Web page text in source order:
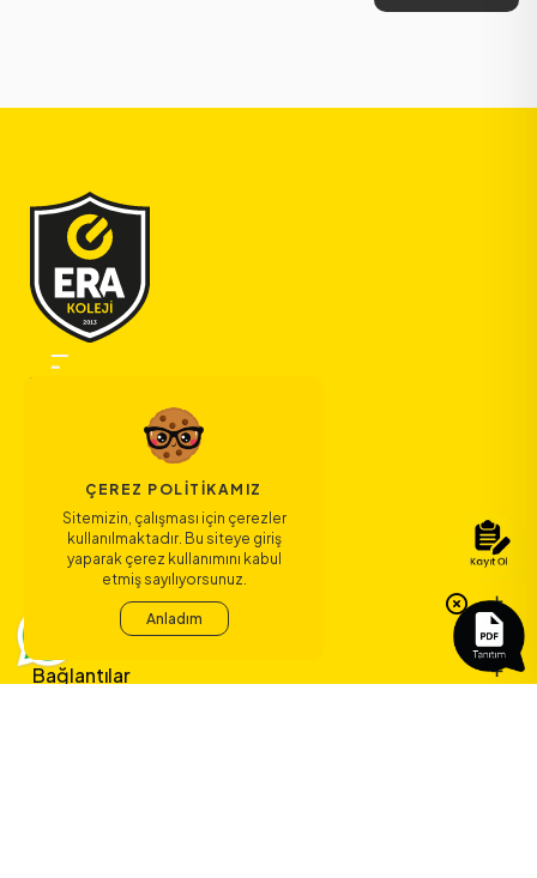
Bize Ulaşın
Bağlantılar
ÇEREZ POLITIKAMIZ
Sitemizin, çalışması için çerezler
kullanılmaktadır. Bu siteye giriş
yaparak çerez kullanımını kabul
etmiş sayılıyorsunuz.
Anladım